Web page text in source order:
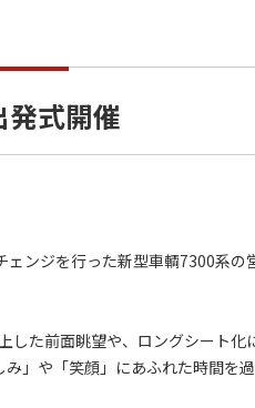
発式開催
ンジを行った新型車輌7300系の
た前面眺望や、ロングシート化
」や「笑顔」にあふれた時間を